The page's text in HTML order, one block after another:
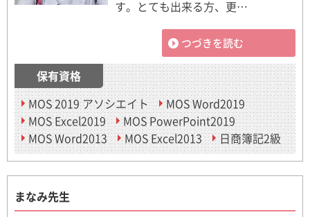
す。とても出来る方、更…
つづきを読む
保有資格
MOS 2019 アソシエイト
MOS Word2019
MOS Excel2019
MOS PowerPoint2019
MOS Word2013
MOS Excel2013 日商簿記2級
まなみ先生